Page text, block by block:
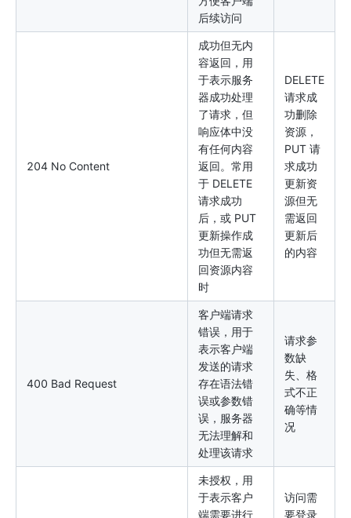
后续访问
204 No Content
成功但无内
容返回，用
于表示服务
器成功处理
了请求，但
响应体中没
有任何内容
返回。常用
于 DELETE
请求成功
后，或 PUT
更新操作成
功但无需返
回资源内容
时
DELETE
请求成
功删除
资源，
PUT 请
求成功
更新资
源但无
需返回
更新后
的内容
400 Bad Request
客户端请求
错误，用于
表示客户端
发送的请求
存在语法错
误或参数错
误，服务器
无法理解和
处理该请求
请求参
数缺
失、格
式不正
确等情
况
未授权，用
于表示客户
端需要进行
访问需
要登录